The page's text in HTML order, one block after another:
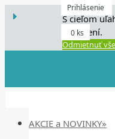
S cieľom
zariadení.
Odmietnuť
Prihlásenie
0 ks
AKCIE a NOVINKY»